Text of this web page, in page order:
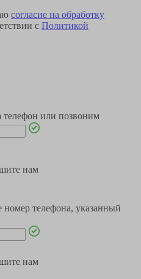
согласие на обработку
с Политикой
или позвоним
нам
номер телефона, указанный
нам